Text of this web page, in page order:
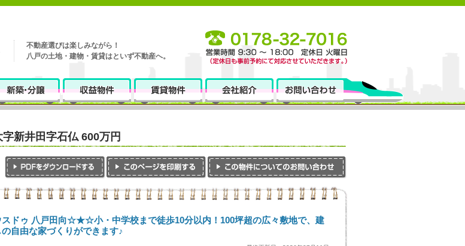
不動産選びは楽しみながら！
八戸の土地・建物・賃貸はといず不動産へ。
字新井田字石仏 600万円
ゥ 八戸田向☆★☆小・中学校まで徒歩10分以内！100坪超の広々敷地で、建
自由な家づくりができます♪